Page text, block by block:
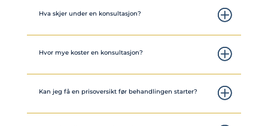
Hva skjer under en konsultasjon?
Hvor mye koster en konsultasjon?
Kan jeg få en prisoversikt før behandlingen starter?